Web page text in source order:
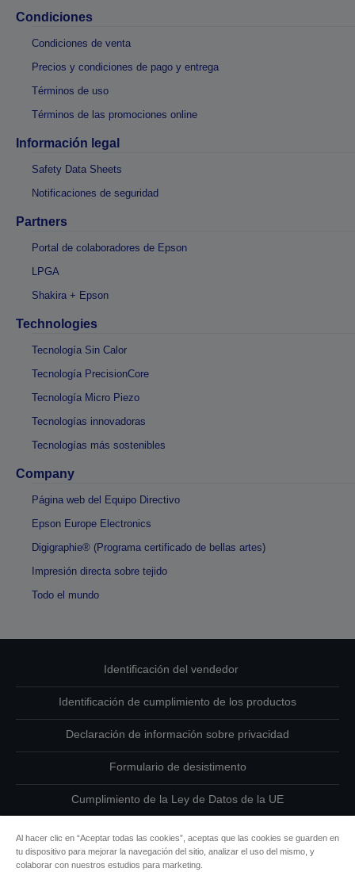
Condiciones
Condiciones de venta
Precios y condiciones de pago y entrega
Términos de uso
Términos de las promociones online
Información legal
Safety Data Sheets
Notificaciones de seguridad
Partners
Portal de colaboradores de Epson
LPGA
Shakira + Epson
Technologies
Tecnología Sin Calor
Tecnología PrecisionCore
Tecnología Micro Piezo
Tecnologías innovadoras
Tecnologías más sostenibles
Company
Página web del Equipo Directivo
Epson Europe Electronics
Digigraphie® (Programa certificado de bellas artes)
Impresión directa sobre tejido
Todo el mundo
Identificación del vendedor
Identificación de cumplimiento de los productos
Declaración de información sobre privacidad
Formulario de desistimento
Cumplimiento de la Ley de Datos de la UE
Información sobre cookies
Al hacer clic en “Aceptar todas las cookies”, aceptas que las cookies se guarden en
tu dispositivo para mejorar la navegación del sitio, analizar el uso del mismo, y
colaborar con nuestros estudios para marketing.